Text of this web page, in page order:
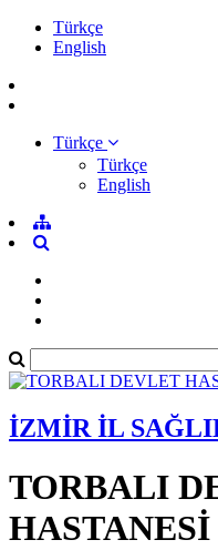
Türkçe
English
Türkçe
Türkçe
English
İZMİR İL
TORBALI
HASTANESİ